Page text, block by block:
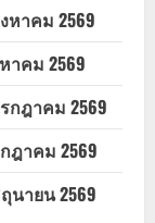
หาคม 2569
าคม 2569
กฎาคม 2569
ฎาคม 2569
นายน 2569